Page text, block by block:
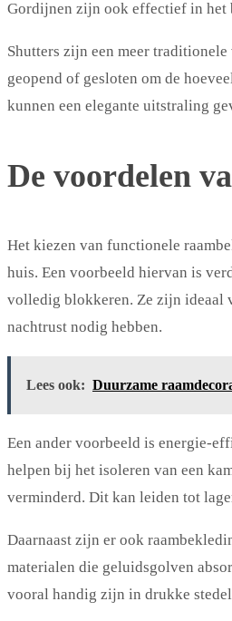
Gordijnen zijn ook effectief in het
Shutters zijn een meer
geopend of gesloten om de
kunnen een elegante uitstraling
De voordelen
Het kiezen van functionele
huis. Een voorbeeld hiervan is
volledig blokkeren. Ze zijn ideaal
nachtrust nodig hebben.
Lees ook: Duurzame
Een ander voorbeeld is energie-
helpen bij het isoleren van een
verminderd. Dit kan leiden tot
Daarnaast zijn er ook
materialen die geluidsgolven
vooral handig zijn in drukke